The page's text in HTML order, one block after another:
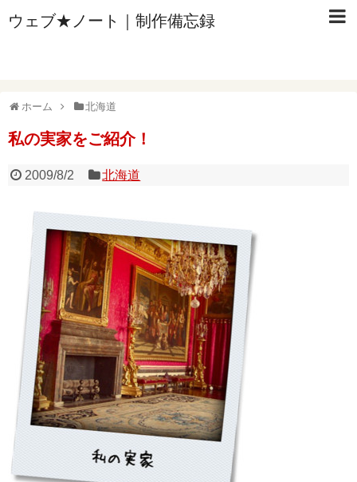
ウェブ★ノート｜制作備忘録
ホーム 北海道
私の実家をご紹介！
2009/8/2 北海道